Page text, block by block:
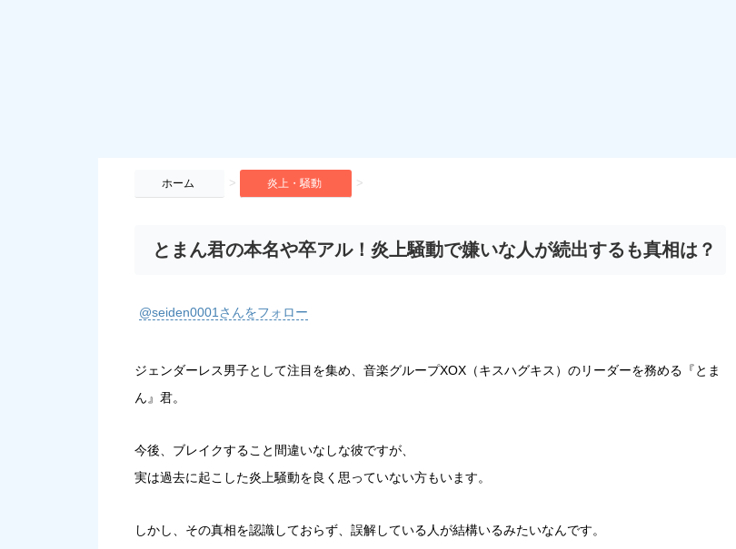
ホーム > 炎上・騒動 >
とまん君の本名や卒アル！炎上騒動で嫌いな人が続出するも真相は？
@seiden0001さんをフォロー
ジェンダーレス男子として注目を集め、音楽グループXOX（キスハグキス）のリーダーを務める『とま
ん』君。
今後、ブレイクすること間違いなしな彼ですが、
実は過去に起こした炎上騒動を良く思っていない方もいます。
しかし、その真相を認識しておらず、誤解している人が結構いるみたいなんです。